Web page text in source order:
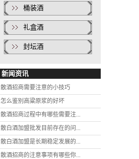
桶装酒
礼盒酒
封坛酒
新闻资讯
散酒招商需要注意的小技巧
怎么鉴别高粱原浆的好坏
散酒招商过程中有哪些需要注...
散白酒加盟批发目前存在的问...
散白酒加盟是长期稳定发展的...
散酒招商的注意事项有哪些你...